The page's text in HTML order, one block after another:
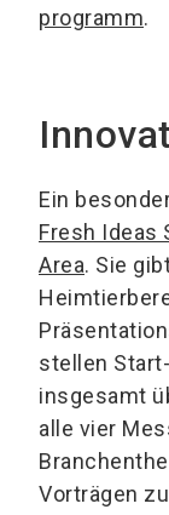
programm.
Ein
Fresh Ideas
Area. Sie
stellen
insgesamt
alle vier
Vorträgen